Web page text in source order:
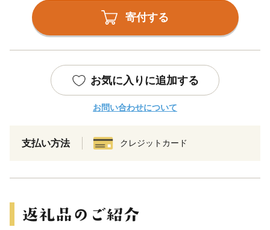
寄付する
お気に入りに追加する
お問い合わせについて
支払い方法 クレジットカード